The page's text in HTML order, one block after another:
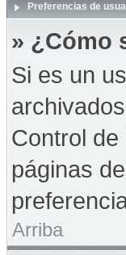
Preferencias de
» ¿Cómo
Si es un
Control
páginas
Arriba